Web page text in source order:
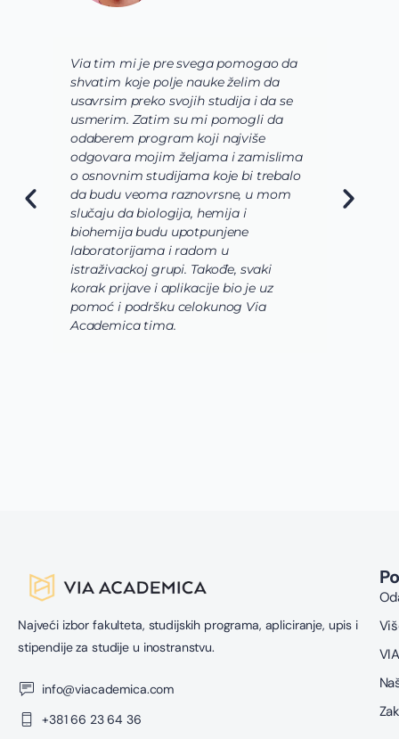
Via tim mi je pre svega pomogao da
shvatim koje polje nauke želim da
usavrsim preko svojih studija i da se
usmerim. Zatim su mi pomogli da
odaberem program koji najviše
odgovara mojim željama i zamislima
o osnovnim studijama koje bi trebalo
da budu veoma raznovrsne, u mom
slučaju da biologija, hemija i
biohemija budu upotpunjene
laboratorijama i radom u
istraživackoj grupi. Takođe, svaki
korak prijave i aplikacije bio je uz
pomoć i podršku celokunog Via
Academica tima.
Najveći izbor fakulteta, studijskih programa, apliciranje, upis i
stipendije za studije u inostranstvu.
info@viacademica.com
+381 66 23 64 36